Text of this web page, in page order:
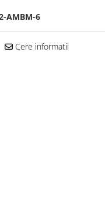
AMBM-6
Cere informatii